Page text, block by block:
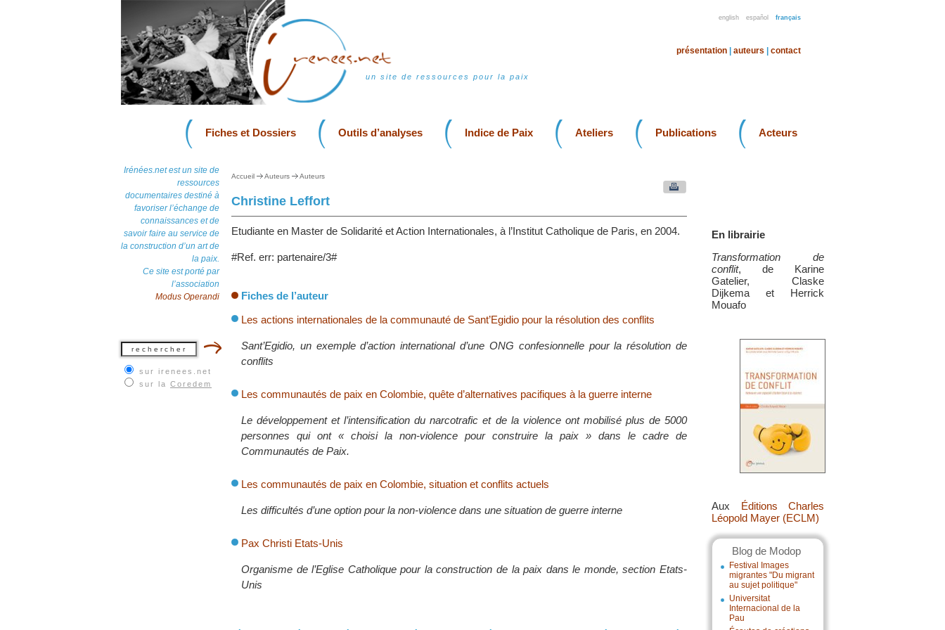
english español français
un site de ressources pour la paix
présentation auteurs contact
Fiches et Dossiers Outils d’analyses Indice de Paix Ateliers Publications Acteurs
Irénées.net est un site de
ressources
documentaires destiné à
favoriser l’échange de
connaissances et de
savoir faire au service de
la construction d’un art de
la paix.
Ce site est porté par
l’association
Modus Operandi
sur irenees.net
sur la Coredem
En librairie
Transformation de
conflit, de Karine
Gatelier, Claske
Dijkema et Herrick
Mouafo
Aux Éditions Charles
Léopold Mayer (ECLM)
Blog de Modop
Festival Images
migrantes "Du migrant
au sujet politique"
Universitat
Internacional de la
Pau
Accueil Auteurs Auteurs
Christine Leffort
Etudiante en Master de Solidarité et Action Internationales, à l’Institut Catholique de Paris, en 2004.
#Ref. err: partenaire/3#
Fiches de l’auteur
Les actions internationales de la communauté de Sant’Egidio pour la résolution des conflits
Sant’Egidio, un exemple d’action international d’une ONG confesionnelle pour la résolution de
conflits
Les communautés de paix en Colombie, quête d’alternatives pacifiques à la guerre interne
Le développement et l’intensification du narcotrafic et de la violence ont mobilisé plus de 5000
personnes qui ont « choisi la non-violence pour construire la paix » dans le cadre de
Communautés de Paix.
Les communautés de paix en Colombie, situation et conflits actuels
Les difficultés d’une option pour la non-violence dans une situation de guerre interne
Pax Christi Etats-Unis
Organisme de l’Eglise Catholique pour la construction de la paix dans le monde, section Etats-
Unis